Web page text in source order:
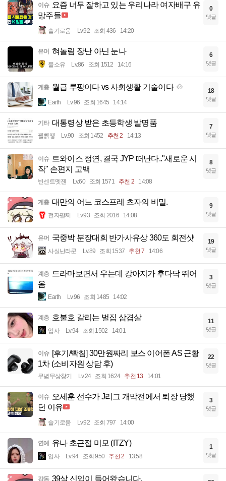
이슈 요즘 너무 잘하고 있는 우리나라 여자배구 유
망주들
슬기로움 Lv.92 조회 436 14:20
0
댓글
유머 혀놀림 장난 아닌 눈나
풀소유 Lv.86 조회 1512 14:16
6
댓글
계층 월급 루팡이다 vs 사회생활 기술이다
Earth Lv.96 조회 1645 14:14
18
댓글
기타 대통령상 받은 초등학생 발명품
꿻뻵뗗 Lv.90 조회 1452 추천 2 14:13
7
댓글
이슈
트와이스 정연, 결국 JYP 떠난다.."새로운 시
작" 손편지 고백
빈센트멧젠 Lv.60 조회 1571 추천 2 14:08
8
댓글
계층 대만의 어느 코스프레 츠자의 비밀.
전자팔찌 Lv.93 조회 2016 14:08
9
댓글
유머 국중박 분장대회 반가사유상 360도 회전샷
사실난라쿤 Lv.89 조회 1537 추천 7 14:06
19
댓글
계층 드라마보면서 우는데 강아지가 후다닥 뛰어
옴
Earth Lv.96 조회 1485 14:02
3
댓글
계층 호불호 갈리는 벌집 삼겹살
입사 Lv.94 조회 1502 14:01
11
댓글
이슈 [후기/빡침] 30만원짜리 보스 이어폰 AS 근황
1차 (소비자원 상담 후)
무념무상창기 Lv.24 조회 1624 추천 13 14:01
22
댓글
이슈 오세훈 선수가 J리그 개막전에서 퇴장 당했
던 이유
슬기로움 Lv.92 조회 797 14:00
3
댓글
연예 유나 초근접 미모 (ITZY)
입사 Lv.94 조회 950 추천 2 13:58
1
댓글
감동 39살 신입이 들어왔습니다.